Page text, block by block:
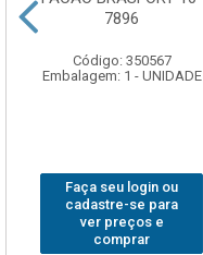
7896
Código: 350567
Embalagem: 1 - UNIDADE
Faça seu login ou
cadastre-se para
ver preços e
comprar